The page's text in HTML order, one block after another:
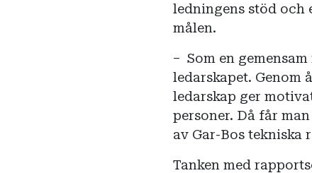
ledningens stöd och
målen.
– Som en
ledarskapet. Genom
ledarskap ger
personer. Då får
av Gar-Bos tekniska
Tanken med